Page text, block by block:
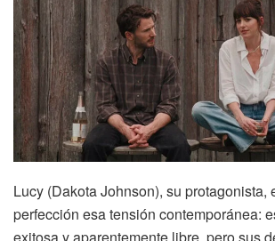
Lucy (Dakota Johnson), su protagonista,
perfección esa tensión contemporánea: